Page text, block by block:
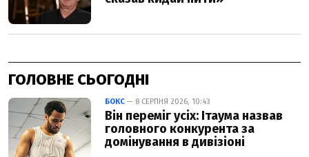
ГОЛОВНЕ СЬОГОДНІ
БОКС — 8 СЕРПНЯ 2026, 10:43
Він переміг усіх: Ітаума назвав
головного конкурента за
домінування в дивізіоні